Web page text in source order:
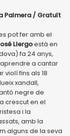
Palmera / Gratuït
pot fer amb el
Llergoestà en
fa 24 anys,
a cantar
fins als 18
xandall,
negre de
crescut en el
i la
amb la
alguns de la seva